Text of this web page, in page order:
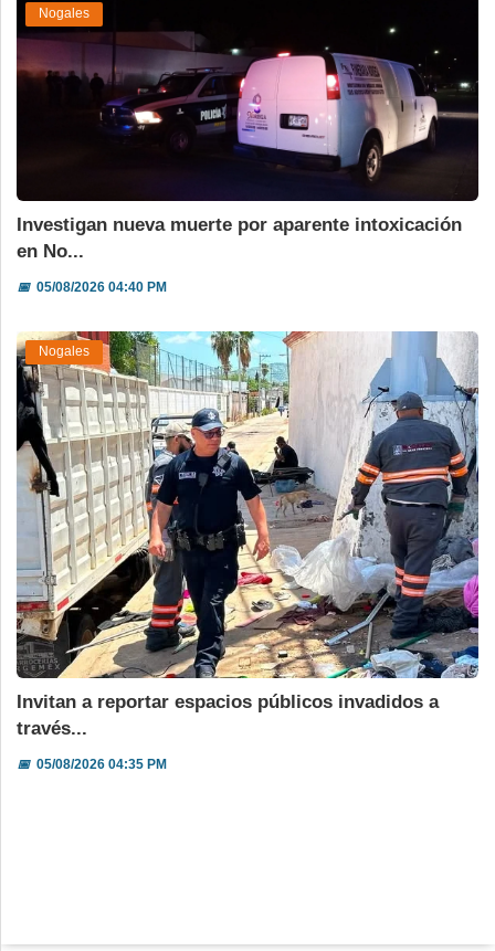
Nogales
Investigan nueva muerte por aparente intoxicación
en No...
📅05/08/2026 04:40 PM
Nogales
Invitan a reportar espacios públicos invadidos a
través...
📅05/08/2026 04:35 PM